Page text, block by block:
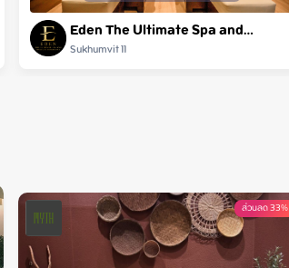
Eden The Ultimate Spa and
Massage Experience
Sukhumvit 11
ส่วนลด 33%